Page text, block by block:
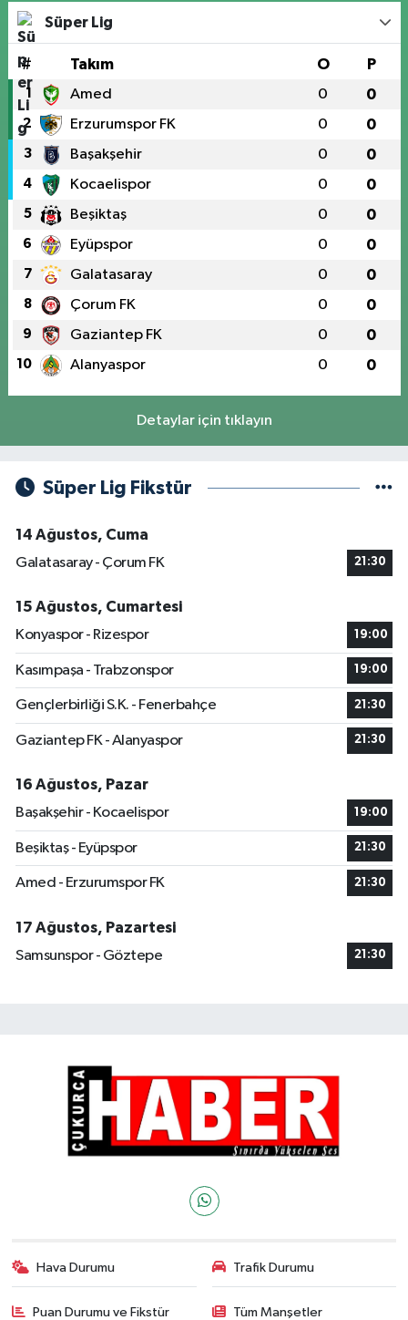
Süper Lig
# Takım O P
1 Amed 0 0
2 Erzurumspor FK 0 0
3 Başakşehir 0 0
4 Kocaelispor 0 0
5 Beşiktaş 0 0
6 Eyüpspor 0 0
7 Galatasaray 0 0
8 Çorum FK 0 0
9 Gaziantep FK 0 0
10 Alanyaspor 0 0
Detaylar için tıklayın
Süper Lig Fikstür
14 Ağustos, Cuma
Galatasaray - Çorum FK
21:30
15 Ağustos, Cumartesi
Konyaspor - Rizespor
19:00
Kasımpaşa - Trabzonspor 19:00
Gençlerbirliği S.K. - Fenerbahçe 21:30
Gaziantep FK - Alanyaspor 21:30
16 Ağustos, Pazar
Başakşehir - Kocaelispor
19:00
Beşiktaş - Eyüpspor 21:30
Amed - Erzurumspor FK 21:30
17 Ağustos, Pazartesi
Samsunspor - Göztepe
21:30
Hava Durumu Trafik Durumu
Puan Durumu ve Fikstür Tüm Manşetler